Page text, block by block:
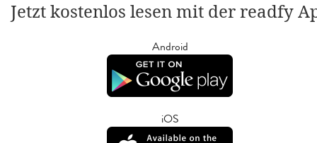
Jetzt kostenlos lesen mit der readfy
Android
iOS